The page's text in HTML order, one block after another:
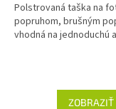
z
5
hviezdičiek.
Polstrovaná taška na
popruhom, brušným
vhodná na jednoduchú
ZOBRAZIŤ